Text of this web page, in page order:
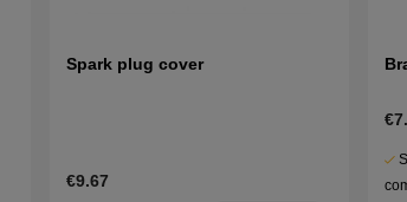
Spark plug cover
€9.67